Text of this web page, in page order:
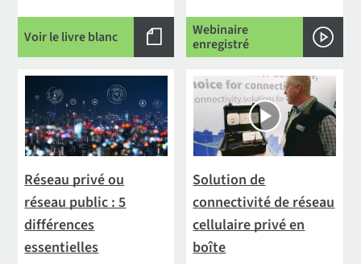
Voir le livre blanc
Webinaire
enregistré
Réseau privé ou
réseau public : 5
différences
essentielles
Solution de
connectivité de réseau
cellulaire privé en
boîte